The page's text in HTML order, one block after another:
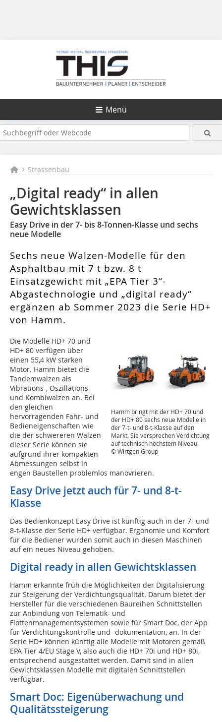
Menü
Strassenbau
„Digital ready“ in allen
Gewichtsklassen
Easy Drive in der 7- bis 8-Tonnen-Klasse und sechs
neue Modelle
Sechs neue Walzen-Modelle für den
Asphaltbau mit 7 t bzw. 8 t
Einsatzgewicht mit „EPA Tier 3“-
Abgastechnologie und „digital ready“
ergänzen ab Sommer 2023 die Serie HD+
von Hamm.
Hamm bringt mit der HD+ 70 und
der HD+ 80 sechs neue Modelle in
der 7-t- und 8-t-Klasse auf den
Markt. Sie versprechen Verdichtung
auf technisch höchstem Niveau.
© Wirtgen Group
Die Modelle HD+ 70 und
HD+ 80 verfügen über
einen 55,4 kW starken
Motor. Hamm bietet die
Tandemwalzen als
Vibrations-, Oszillations-
und Kombiwalzen an. Bei
den gleichen
hervorragenden Fahr- und
Bedieneigenschaften wie
die der schwereren Walzen
dieser Serie können sie
aufgrund ihrer kompakten
Abmessungen selbst in
engen Baustellen problemlos manövrieren.
Easy Drive jetzt auch für 7- und 8-t-
Klasse
Das Bedienkonzept Easy Drive ist künftig auch in der 7- und
8-t-Klasse der Serie HD+ verfügbar. Ergonomie und Komfort
für die Bediener wurden somit auch in diesen Maschinen
auf ein neues Niveau gehoben.
Digital ready in allen Gewichtsklassen
Hamm erkannte früh die Möglichkeiten der Digitalisierung
zur Steigerung der Verdichtungsqualität. Darum bietet der
Hersteller für die verschiedenen Baureihen Schnittstellen
zur Anbindung von Telematik- und
Flottenmanagementsystemen sowie für Smart Doc, der App
für Verdichtungskontrolle und -dokumentation, an. In der
Serie HD+ können künftig alle Modelle mit Motoren gemäß
EPA Tier 4/EU Stage V, also auch die HD+ 70i und HD+ 80i,
entsprechend ausgestattet werden. Damit sind in allen
Gewichtsklassen Modelle mit digitalen Schnittstellen
verfügbar.
Smart Doc: Eigenüberwachung und
Qualitätssteigerung